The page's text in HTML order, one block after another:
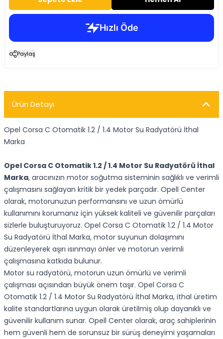
Paylaş
Ürün Detayı
Opel Corsa C Otomatik 1.2 / 1.4 Motor Su Radyatörü İthal
Marka
Opel Corsa C Otomatik 1.2 / 1.4 Motor Su Radyatörü İthal
Marka, aracınızın motor soğutma sisteminin sağlıklı ve verimli
çalışmasını sağlayan kritik bir yedek parçadır. Opell Center
olarak, motorunuzun performansını ve uzun ömürlü
kullanımını korumanız için yüksek kaliteli ve güvenilir parçaları
sizlerle buluşturuyoruz. Opel Corsa C Otomatik 1.2 / 1.4 Motor
Su Radyatörü İthal Marka, motor suyunun dolaşımını
düzenleyerek aşırı ısınmayı önler ve motorun verimli
çalışmasına katkıda bulunur.
Motor su radyatörü, motorun uzun ömürlü ve verimli
çalışması açısından büyük önem taşır. Opel Corsa C
Otomatik 1.2 / 1.4 Motor Su Radyatörü İthal Marka, ithal üretim
kalite standartlarına uygun olarak üretilmiş olup dayanıklı ve
güvenilir kullanım sunar. Opell Center olarak, araç sahiplerinin
hem güvenli hem de sorunsuz bir sürüş deneyimi yaşamaları